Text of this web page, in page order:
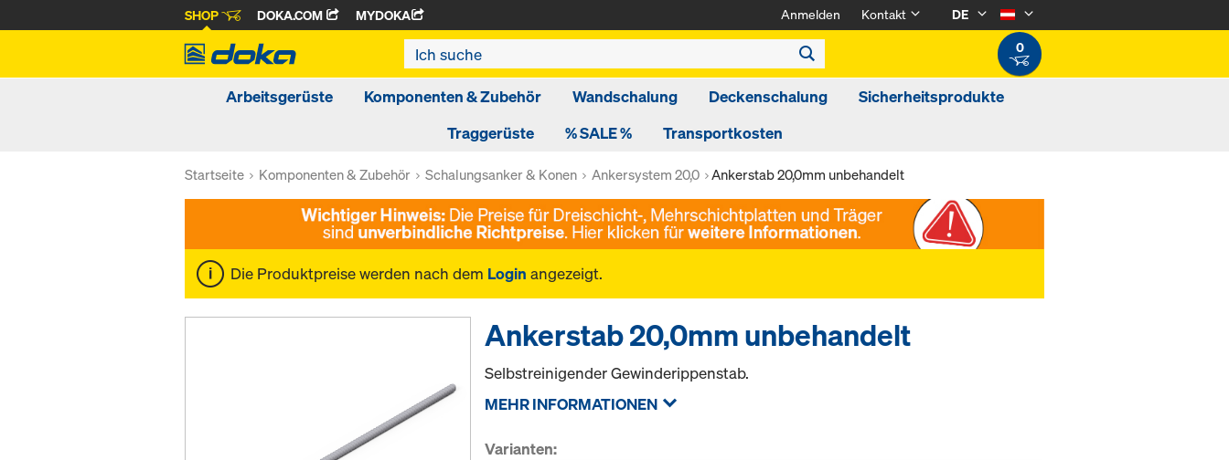
SHOP DOKA.COM MYDOKA Anmelden Kontakt
DE
0
Arbeitsgerüste Komponenten & Zubehör Wandschalung Deckenschalung
Sicherheitsprodukte
Traggerüste
% SALE % Transportkosten
Startseite Komponenten & Zubehör Schalungsanker & Konen Ankersystem 20,0 Ankerstab 20,0mm unbehandelt
Die Produktpreise werden nach dem Login angezeigt.
Ankerstab 20,0mm unbehandelt
Selbstreinigender Gewinderippenstab.
MEHR INFORMATIONEN
Varianten: